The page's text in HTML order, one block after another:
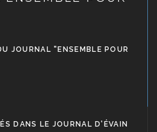
JOURNAL "ENSEMBLE POUR
DANS LE JOURNAL D'ÉVAIN